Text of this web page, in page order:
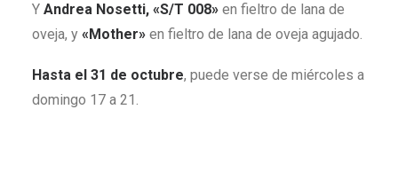
Y Andrea Nosetti, «S/T 008» en fieltro de lana de
oveja, y «Mother» en fieltro de lana de oveja agujado.
Hasta el 31 de octubre, puede verse de miércoles a
domingo 17 a 21.